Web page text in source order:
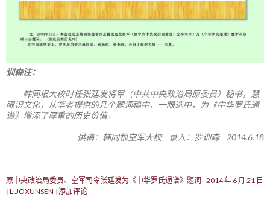
训森注：
韩同根大校时任张廷发将军（中共中央政治局原委员）秘书，慧
眼识文化，从笔者提供的几个题词稿中，一眼选中，为《中华罗氏通
谱》增添了厚重的历史价值。
供稿：韩同根空军大校 录入：罗训森 2014.6.18
原中央政治局委员、空军司令张廷发为《中华罗氏通谱》题词 2014 年 6 月 21 日
LUOXUNSEN 添加评论